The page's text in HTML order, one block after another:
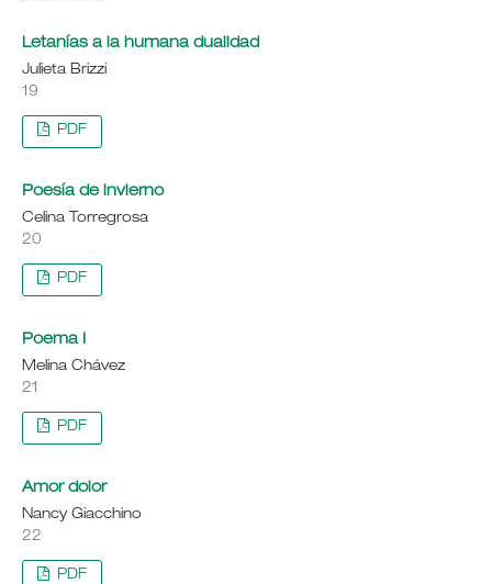
Letanías a la humana dualidad
Julieta Brizzi
19
PDF
Poesía de invierno
Celina Torregrosa
20
PDF
Poema I
Melina Chávez
21
PDF
Amor dolor
Nancy Giacchino
22
PDF